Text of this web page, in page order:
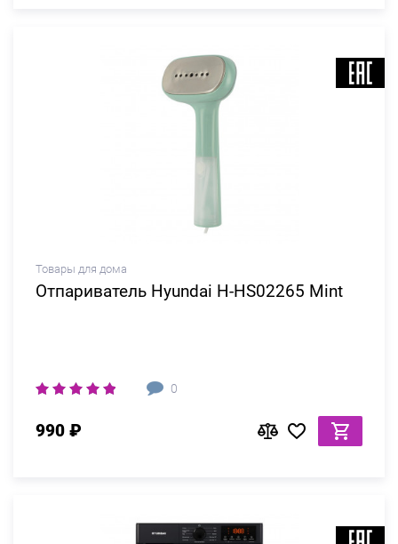
Товары для дома
Отпариватель Hyundai H-HS02265 Mint
0
990 ₽